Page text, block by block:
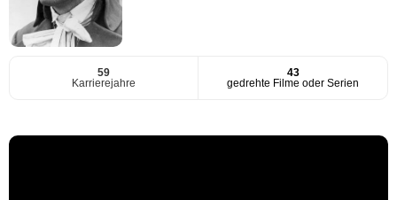
59
Karrierejahre
43
gedrehte Filme oder Serien